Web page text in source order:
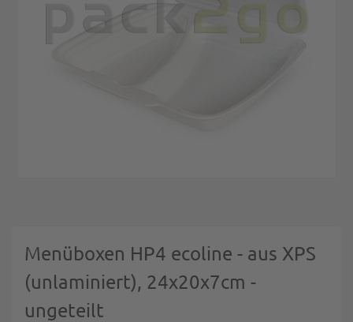
Menüboxen HP4 ecoline - aus XPS
(unlaminiert), 24x20x7cm -
ungeteilt